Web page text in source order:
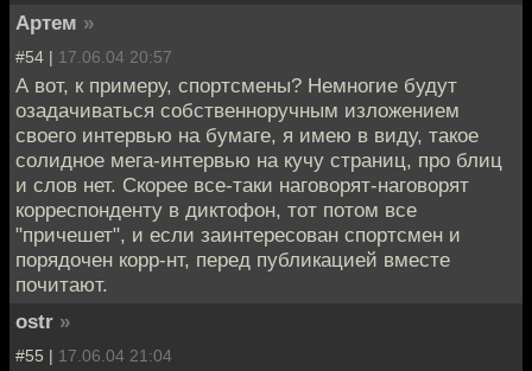
Артем »
#54 | 17.06.04 20:57
А вот, к примеру, спортсмены? Немногие будут
озадачиваться собственноручным изложением
своего интервью на бумаге, я имею в виду, такое
солидное мега-интервью на кучу страниц, про блиц
и слов нет. Скорее все-таки наговорят-наговорят
корреспонденту в диктофон, тот потом все
"причешет", и если заинтересован спортсмен и
порядочен корр-нт, перед публикацией вместе
почитают.
ostr »
#55 | 17.06.04 21:04